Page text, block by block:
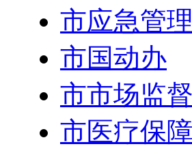
市应急管
市国动办
市市场监
市医疗保